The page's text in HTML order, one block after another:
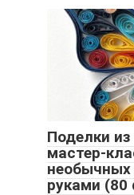
Поделки
мастер-
необычных
руками (80